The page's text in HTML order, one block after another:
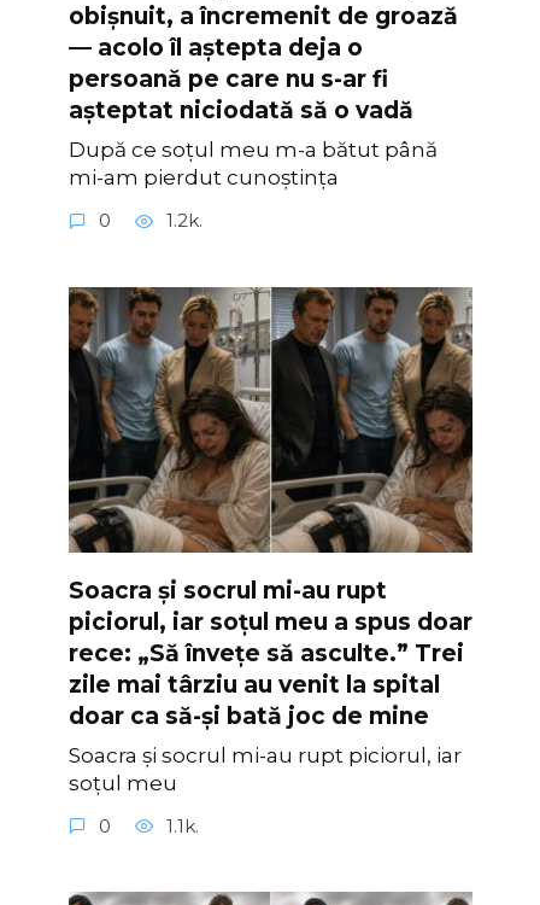
obișnuit, a încremenit de groază
— acolo îl aștepta deja o
persoană pe care nu s-ar fi
așteptat niciodată să o vadă
După ce soțul meu m-a bătut până
mi-am pierdut cunoștința
0 1.2k.
Soacra și socrul mi-au rupt
piciorul, iar soțul meu a spus doar
rece: „Să învețe să asculte.” Trei
zile mai târziu au venit la spital
doar ca să-și bată joc de mine
Soacra și socrul mi-au rupt piciorul, iar
soțul meu
0 1.1k.